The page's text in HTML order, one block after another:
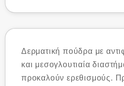
Δερματική πούδρα με
και μεσογλουτιαία
προκαλούν ερεθισμούς.